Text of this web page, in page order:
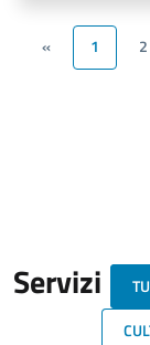
« 1 2
Servizi